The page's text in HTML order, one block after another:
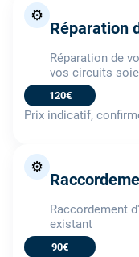
⚙️
Réparation
Réparation de
vos circuits
120€
Prix indicatif,
⚙️
Raccordement
existant
90€